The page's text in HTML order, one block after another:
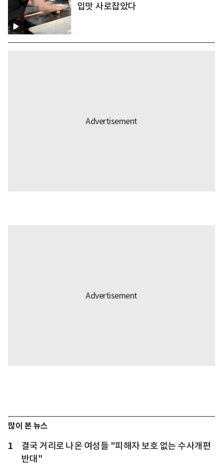
입맛 사로잡았다
많이 본 뉴스
1
결국 거리로 나온 여성들 "피해자 보호 없는 수사개편
반대"